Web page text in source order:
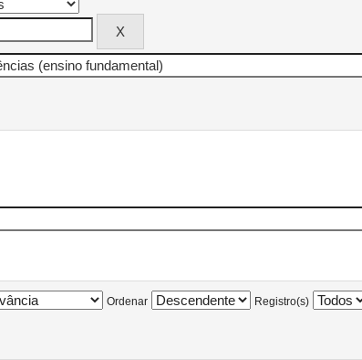
Ordenar Registro(s)